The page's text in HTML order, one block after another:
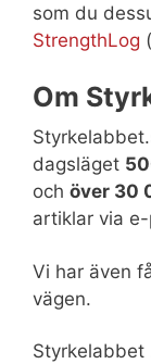
som du
StrengthLog
Om
dagsläget
och över 30
artiklar via
Vi har även
vägen.
Styrkelabbet